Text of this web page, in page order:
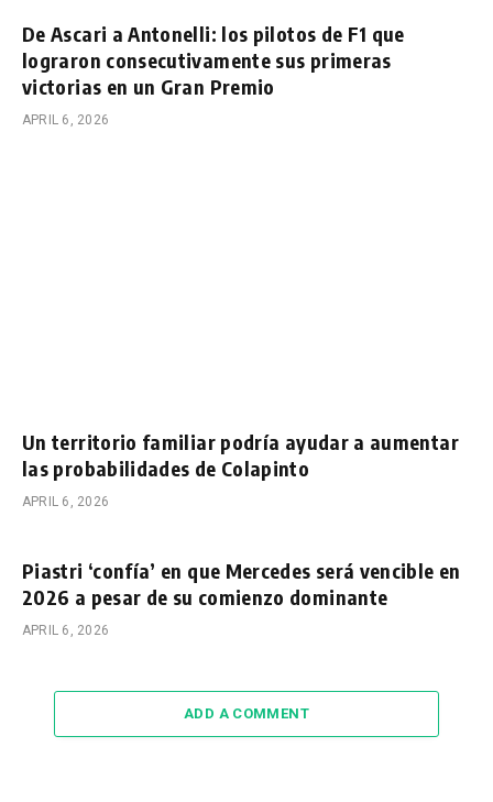
De Ascari a Antonelli: los pilotos de F1 que
lograron consecutivamente sus primeras
victorias en un Gran Premio
APRIL 6, 2026
Un territorio familiar podría ayudar a aumentar
las probabilidades de Colapinto
APRIL 6, 2026
Piastri ‘confía’ en que Mercedes será vencible en
2026 a pesar de su comienzo dominante
APRIL 6, 2026
ADD A COMMENT